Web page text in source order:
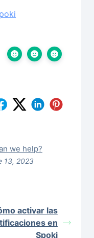
we help?
13, 2023
activar las
en
Spoki